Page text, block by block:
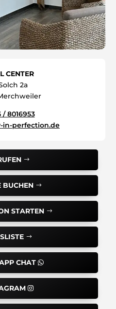
CENTER
2a
/ 8016953
in-perfection.de
BUCHEN
STARTEN
CHAT